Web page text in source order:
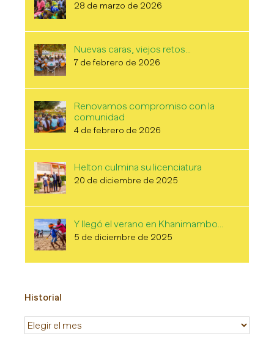
28 de marzo de 2026
Nuevas caras, viejos retos…
7 de febrero de 2026
Renovamos compromiso con la
comunidad
4 de febrero de 2026
Helton culmina su licenciatura
20 de diciembre de 2025
Y llegó el verano en Khanimambo…
5 de diciembre de 2025
Historial
Historial